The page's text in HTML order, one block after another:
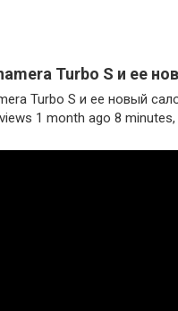
Turbo S и ее
Turbo S и ее новый
1 month ago 8